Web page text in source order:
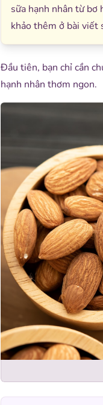
sữa hạnh nhân từ bơ
khảo thêm ở bài viết
Đầu tiên, bạn chỉ cần
hạnh nhân thơm ngon.